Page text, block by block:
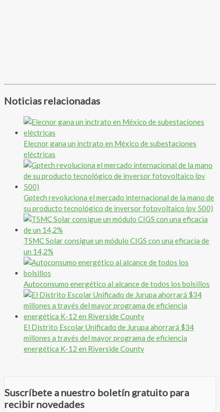
Noticias relacionadas
Elecnor gana un inctrato en México de subestaciones
eléctricas
Gptech revoluciona el mercado internacional de la mano de
su producto tecnológico de inversor fotovoltaico (pv 500)
TSMC Solar consigue un módulo CIGS con una eficacia de
un 14,2%
Autoconsumo energético al alcance de todos los bolsillos
El Distrito Escolar Unificado de Jurupa ahorrará $34
millones a través del mayor programa de eficiencia
energética K-12 en Riverside County
Suscríbete a nuestro boletín gratuito para
recibir novedades